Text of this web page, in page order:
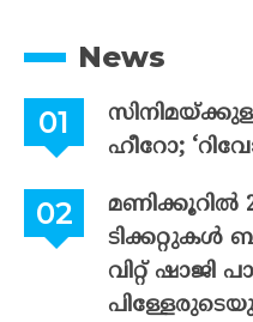
News
ഹീറോ;
മണിക്കൂറിൽ
വിറ്റ് ഷാജി